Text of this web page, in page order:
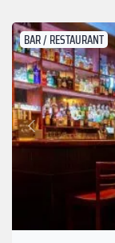
BAR / RESTAURANT
Précédent